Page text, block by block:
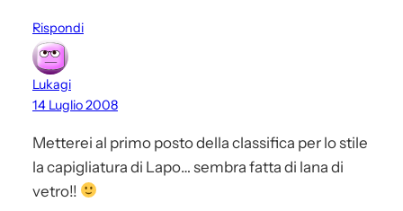
Rispondi
Lukagi
14 Luglio 2008
Metterei al primo posto della classifica per lo stile
la capigliatura di Lapo… sembra fatta di lana di
vetro!!